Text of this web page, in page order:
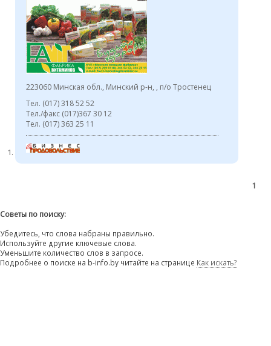
223060 Минская обл., Минский р-н, , п/о Тростенец
Тел. (017) 318 52 52
Тел./факс (017)367 30 12
Тел. (017) 363 25 11
1
Советы по поиску:
Убедитесь, что слова набраны правильно.
Используйте другие ключевые слова.
Уменьшите количество слов в запросе.
Подробнее о поиске на b-info.by читайте на странице Как искать?